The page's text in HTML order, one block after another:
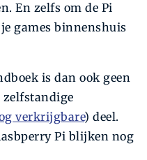
En zelfs om de Pi
games binnenshuis
is dan ook geen
zelfstandige
verkrijgbare) deel.
Pi blijken nog